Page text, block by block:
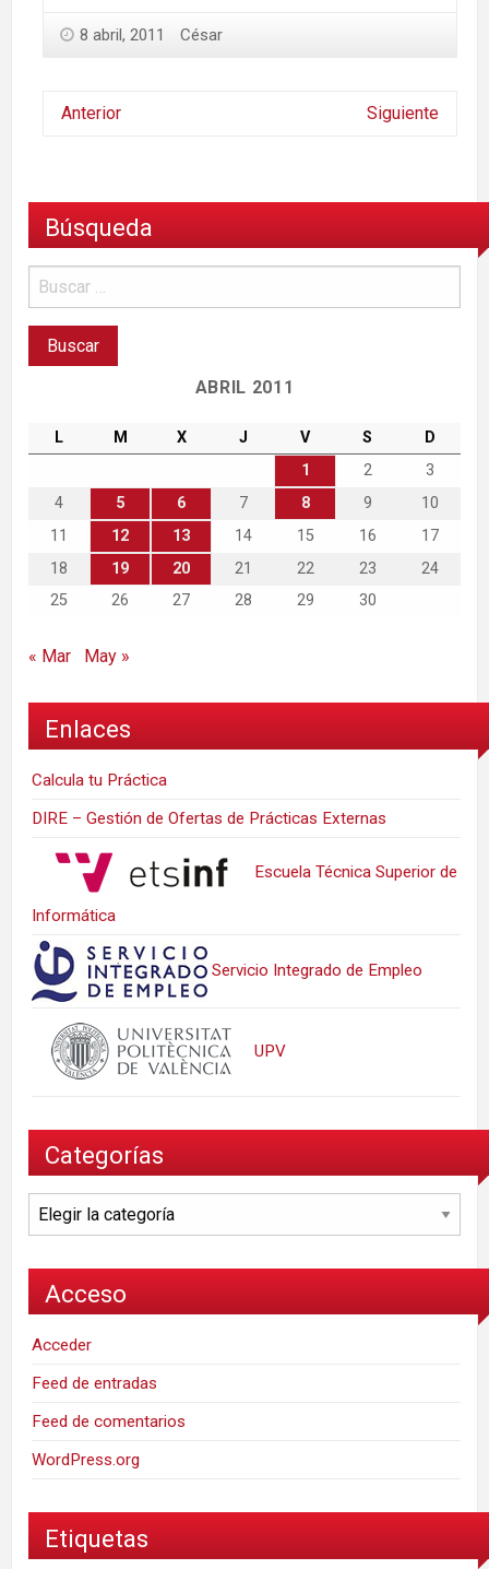
8 abril, 2011 César
Anterior Siguiente
Búsqueda
ABRIL 2011
L M X J V S
D
1
2
3
4
5 6 7 8 9
10
11
12 13 14 15 16
17
18
19 20 21 22 23
24
25
26 27 28 29 30
« Mar May »
Enlaces
Calcula tu Práctica
DIRE – Gestión de Ofertas de Prácticas Externas
Escuela Técnica Superior de
Informática
Servicio Integrado de Empleo
UPV
Categorías
Categorías
Acceso
Acceder
Feed de entradas
Feed de comentarios
WordPress.org
Etiquetas